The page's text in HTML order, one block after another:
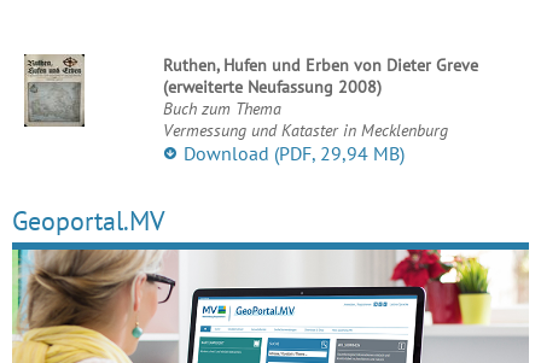
Ruthen, Hufen und Erben von Dieter Greve
(erweiterte Neufassung 2008)
Buch zum Thema
Vermessung und Kataster in Mecklenburg
Download (PDF, 29,94 MB)
Geoportal.MV